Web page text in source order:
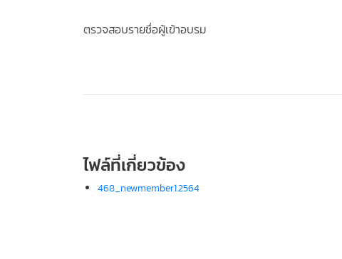
ตรวจสอบรายชื่อผู้เข้าอบรม
ไฟล์ที่เกี่ยวข้อง
468_newmember1.2564